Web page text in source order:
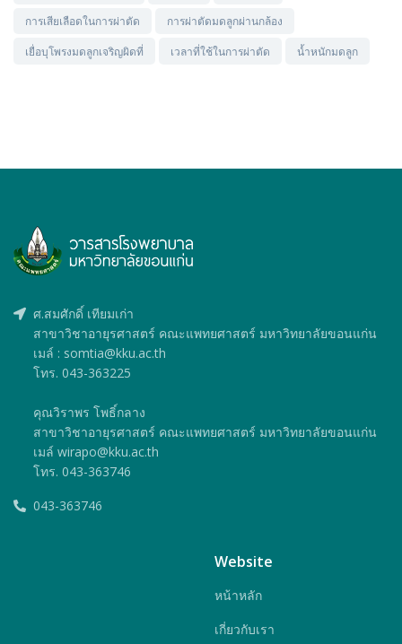
การเสียเลือดในการผ่าตัด
การผ่าตัดมดลูกผ่านกล้อง
เยื่อบุโพรงมดลูกเจริญผิดที่
เวลาที่ใช้ในการผ่าตัด น้ำหนักมดลูก
ศ.สมศักดิ์ เทียมเก่า
สาขาวิชาอายุรศาสตร์ คณะแพทยศาสตร์ มหาวิทยาลัยขอนแก่น
เมล์ : somtia@kku.ac.th
โทร. 043-363225
คุณวิราพร โพธิ์กลาง
สาขาวิชาอายุรศาสตร์ คณะแพทยศาสตร์ มหาวิทยาลัยขอนแก่น
เมล์ wirapo@kku.ac.th
โทร. 043-363746
043-363746
Website
หน้าหลัก
เกี่ยวกับเรา